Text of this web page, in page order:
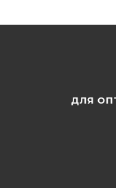
ДЛЯ